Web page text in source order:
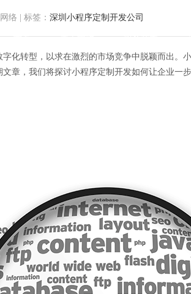
首页 关于方维 服务范围
络 标签： 深圳小程序定制开发公司
化转型，以求在激烈的市场竞争中脱颖而出。
章，我们将探讨小程序定制开发如何让企业一